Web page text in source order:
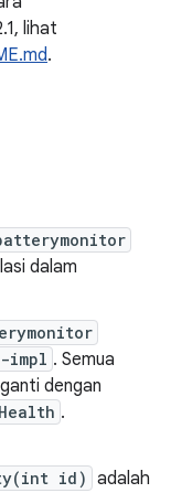
lihat
.
dalam
impl . Semua
dengan
Health .
id) adalah